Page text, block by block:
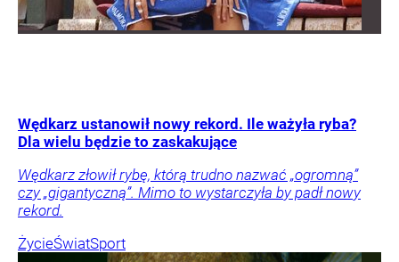
Wędkarz ustanowił nowy rekord. Ile ważyła ryba?
Dla wielu będzie to zaskakujące
Wędkarz złowił rybę, którą trudno nazwać „ogromną”
czy „gigantyczną”. Mimo to wystarczyła by padł nowy
rekord.
ŻycieŚwiatSport